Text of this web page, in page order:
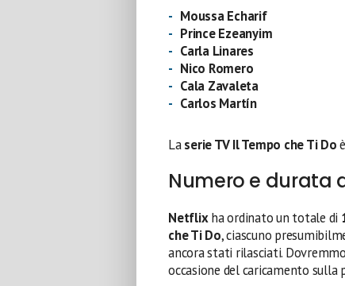
Moussa Echarif
Prince Ezeanyim
Carla Linares
Nico Romero
Cala Zavaleta
Carlos Martín
Laserie TV Il Tempo che Ti Do
Numero e durata
Netflixha ordinato un totale di
che Ti Do, ciascuno
ancora stati rilasciati.
occasione del caricamento